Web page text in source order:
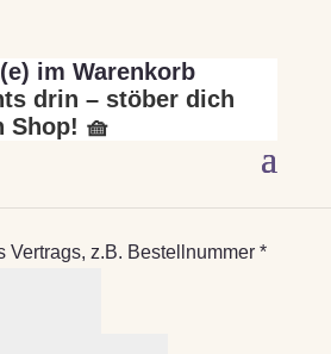
im Warenkorb
drin – stöber dich
Shop! 🧺
Vertrags, z.B. Bestellnummer *